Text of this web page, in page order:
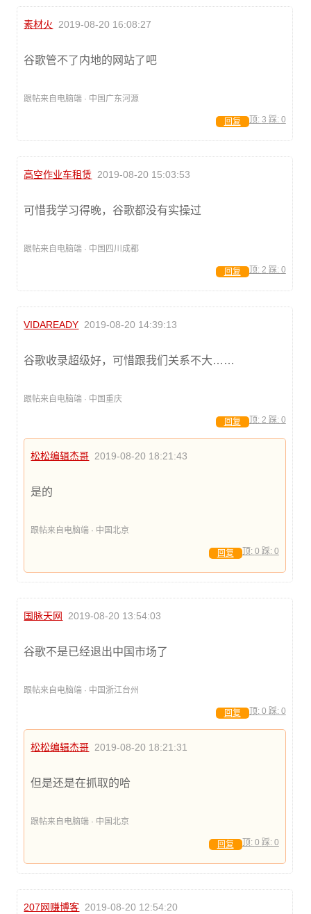
素材火 2019-08-20 16:08:27
谷歌管不了内地的网站了吧
跟帖来自电脑端 · 中国广东河源
顶: 3 踩: 0
回复
高空作业车租赁 2019-08-20 15:03:53
可惜我学习得晚，谷歌都没有实操过
跟帖来自电脑端 · 中国四川成都
顶: 2 踩: 0
回复
VIDAREADY 2019-08-20 14:39:13
谷歌收录超级好，可惜跟我们关系不大……
跟帖来自电脑端 · 中国重庆
顶: 2 踩: 0
回复
松松编辑杰哥 2019-08-20 18:21:43
是的
跟帖来自电脑端 · 中国北京
顶: 0 踩: 0
回复
国脉天网 2019-08-20 13:54:03
谷歌不是已经退出中国市场了
跟帖来自电脑端 · 中国浙江台州
顶: 0 踩: 0
回复
松松编辑杰哥 2019-08-20 18:21:31
但是还是在抓取的哈
跟帖来自电脑端 · 中国北京
顶: 0 踩: 0
回复
207网赚博客 2019-08-20 12:54:20